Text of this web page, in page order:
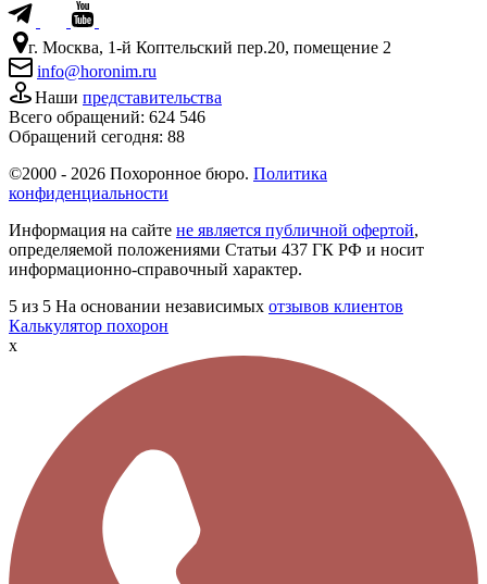
г. Москва, 1-й Коптельский пер.20, помещение 2
info@horonim.ru
Наши представительства
Всего обращений: 624 546
Обращений сегодня: 88
©2000 - 2026 Похоронное бюро. Политика
конфиденциальности
Информация на сайте не является публичной офертой,
определяемой положениями Статьи 437 ГК РФ и носит
информационно-справочный характер.
5 из 5 На основании независимых отзывов клиентов
Калькулятор похорон
x